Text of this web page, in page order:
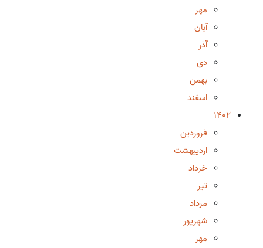
مهر
آبان
آذر
دی
بهمن
اسفند
1402
فروردین
اردیبهشت
خرداد
تیر
مرداد
شهریور
مهر